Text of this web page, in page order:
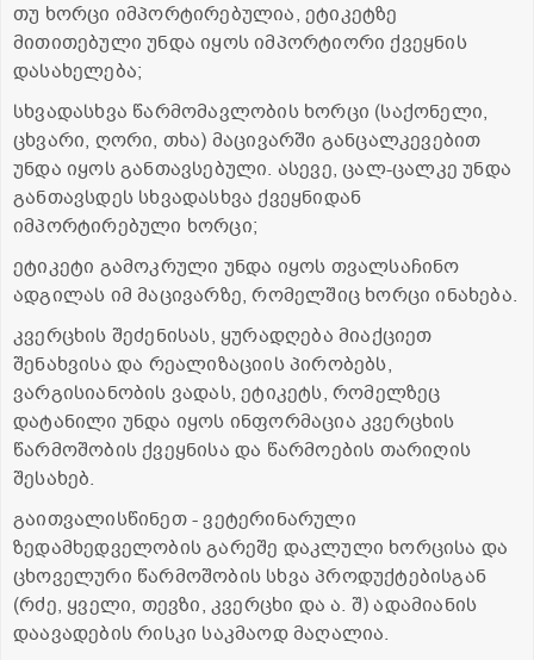
თუ ხორცი იმპორტირებულია, ეტიკეტზე
მითითებული უნდა იყოს იმპორტიორი ქვეყნის
დასახელება;
სხვადასხვა წარმომავლობის ხორცი (საქონელი,
ცხვარი, ღორი, თხა) მაცივარში განცალკევებით
უნდა იყოს განთავსებული. ასევე, ცალ-ცალკე უნდა
განთავსდეს სხვადასხვა ქვეყნიდან
იმპორტირებული ხორცი;
ეტიკეტი გამოკრული უნდა იყოს თვალსაჩინო
ადგილას იმ მაცივარზე, რომელშიც ხორცი ინახება.
კვერცხის შეძენისას, ყურადღება მიაქციეთ
შენახვისა და რეალიზაციის პირობებს,
ვარგისიანობის ვადას, ეტიკეტს, რომელზეც
დატანილი უნდა იყოს ინფორმაცია კვერცხის
წარმოშობის ქვეყნისა და წარმოების თარიღის
შესახებ.
გაითვალისწინეთ - ვეტერინარული
ზედამხედველობის გარეშე დაკლული ხორცისა და
ცხოველური წარმოშობის სხვა პროდუქტებისგან
(რძე, ყველი, თევზი, კვერცხი და ა. შ) ადამიანის
დაავადების რისკი საკმაოდ მაღალია.